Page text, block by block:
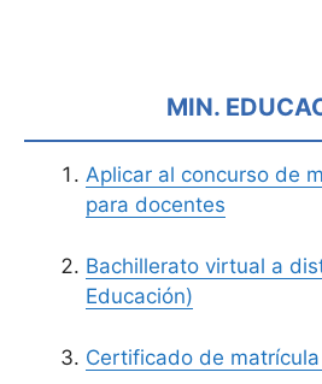
MIN.
Aplicar al concurso de
para docentes
Bachillerato virtual a
Educación)
Certificado de